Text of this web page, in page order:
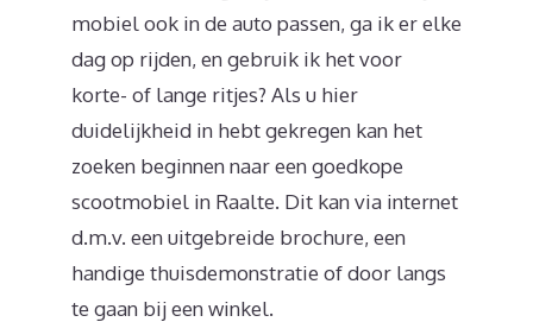
mobiel ook in de auto passen, ga ik er elke
dag op rijden, en gebruik ik het voor
korte- of lange ritjes? Als u hier
duidelijkheid in hebt gekregen kan het
zoeken beginnen naar een goedkope
scootmobiel in Raalte. Dit kan via internet
d.m.v. een uitgebreide brochure, een
handige thuisdemonstratie of door langs
te gaan bij een winkel.